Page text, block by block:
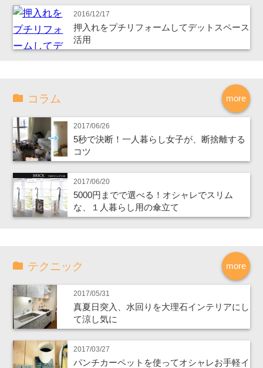
2016/12/17
押入れをプチリフォームしてデットスペース
活用
more
コラム
2017/06/26
5秒で決断！一人暮らし女子が、断捨離する
コツ
2017/06/20
5000円までで選べる！オシャレでスリム
な、１人暮らし用の傘立て
more
テクニック
2017/05/31
真夏日突入、水回りを大理石インテリアにし
て涼し気に
2017/03/27
パンチカーペットを使ってオシャレお手軽イ